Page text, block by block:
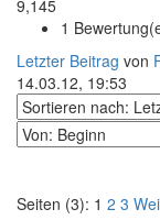
9,145
1
Letzter Beitrag von
14.03.12, 19:53
Seiten (3): 1 2 3